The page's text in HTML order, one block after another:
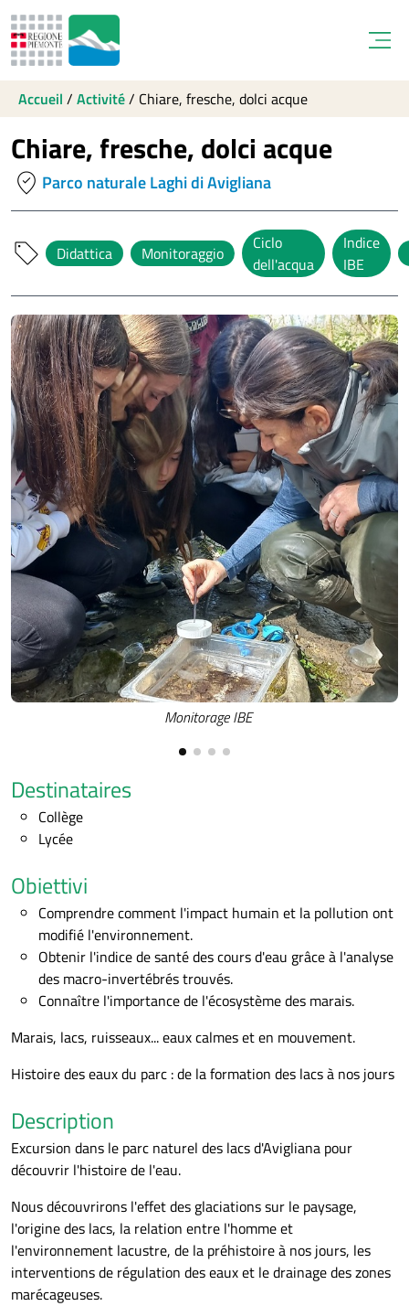
Accueil / Activité/ Chiare, fresche, dolci acque
Chiare, fresche, dolci acque
where_to_vote Parco naturale Laghi di Avigliana
sell Didattica Monitoraggio
Ciclo
dell'acqua
Indice
IBE
Monitorage IBE
Destinataires
Collège
Lycée
Obiettivi
Comprendre comment l'impact humain et la pollution ont
modifié l'environnement.
Obtenir l'indice de santé des cours d'eau grâce à l'analyse
des macro-invertébrés trouvés.
Connaître l'importance de l'écosystème des marais.
Marais, lacs, ruisseaux... eaux calmes et en mouvement.
Histoire des eaux du parc : de la formation des lacs à nos jours
Description
Excursion dans le parc naturel des lacs d'Avigliana pour
découvrir l'histoire de l'eau.
Nous découvrirons l'effet des glaciations sur le paysage,
l'origine des lacs, la relation entre l'homme et
l'environnement lacustre, de la préhistoire à nos jours, les
interventions de régulation des eaux et le drainage des zones
marécageuses.